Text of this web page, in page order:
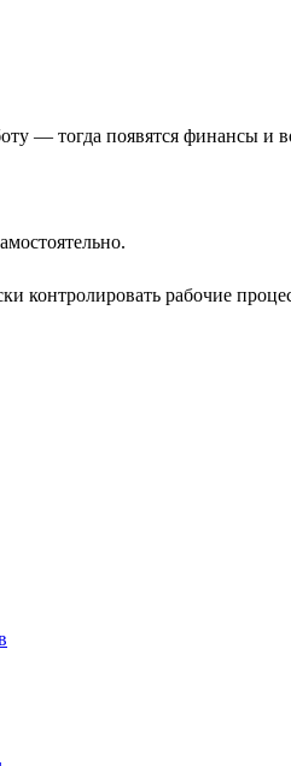
— тогда появятся финансы и
контролировать рабочие